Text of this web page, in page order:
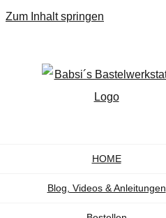
Zum Inhalt springen
HOME
Blog, Videos & Anleitungen